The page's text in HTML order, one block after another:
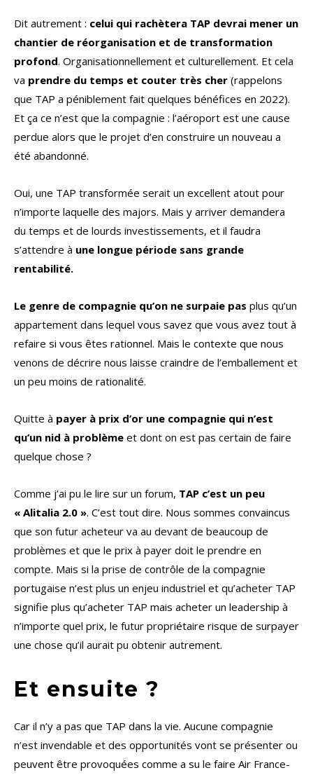
Dit autrement : celui qui rachètera TAP devrai mener un
chantier de réorganisation et de transformation
profond. Organisationnellement et culturellement. Et cela
va prendre du temps et couter très cher (rappelons
que TAP a péniblement fait quelques bénéfices en 2022).
Et ça ce n’est que la compagnie : l’aéroport est une cause
perdue alors que le projet d’en construire un nouveau a
été abandonné.
Oui, une TAP transformée serait un excellent atout pour
n’importe laquelle des majors. Mais y arriver demandera
du temps et de lourds investissements, et il faudra
s’attendre à une longue période sans grande
rentabilité.
Le genre de compagnie qu’on ne surpaie pas plus qu’un
appartement dans lequel vous savez que vous avez tout à
refaire si vous êtes rationnel. Mais le contexte que nous
venons de décrire nous laisse craindre de l’emballement et
un peu moins de rationalité.
Quitte à payer à prix d’or une compagnie qui n’est
qu’un nid à problème et dont on est pas certain de faire
quelque chose ?
Comme j’ai pu le lire sur un forum, TAP c’est un peu
« Alitalia 2.0 ». C’est tout dire. Nous sommes convaincus
que son futur acheteur va au devant de beaucoup de
problèmes et que le prix à payer doit le prendre en
compte. Mais si la prise de contrôle de la compagnie
portugaise n’est plus un enjeu industriel et qu’acheter TAP
signifie plus qu’acheter TAP mais acheter un leadership à
n’importe quel prix, le futur propriétaire risque de surpayer
une chose qu’il aurait pu obtenir autrement.
Et ensuite ?
Car il n’y a pas que TAP dans la vie. Aucune compagnie
n’est invendable et des opportunités vont se présenter ou
peuvent être provoquées comme a su le faire Air France-